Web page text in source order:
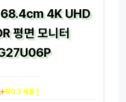
68.4cm 4K UHD
평면 모니터
NO.3 제품 ]